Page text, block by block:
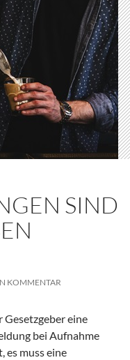
SIND
KOMMENTAR
eine
bei Aufnahme
es muss eine